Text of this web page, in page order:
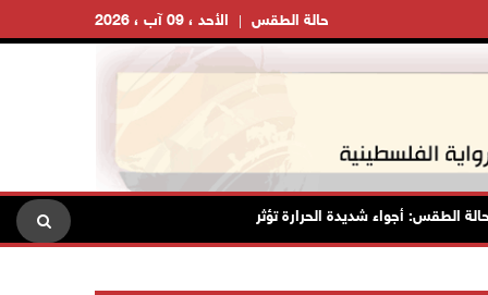
الأحد ، 09 آب ، 2026 حالة الطقس
الطقس: أجواء شديدة الحرارة تؤثر على البلاد بدءا من اليوم مصر: